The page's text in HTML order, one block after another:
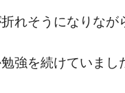
れそうになりなが
強を続けていまし